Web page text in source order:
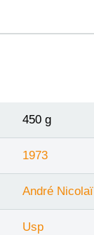
450 g
1973
André Nicolaï
Usp